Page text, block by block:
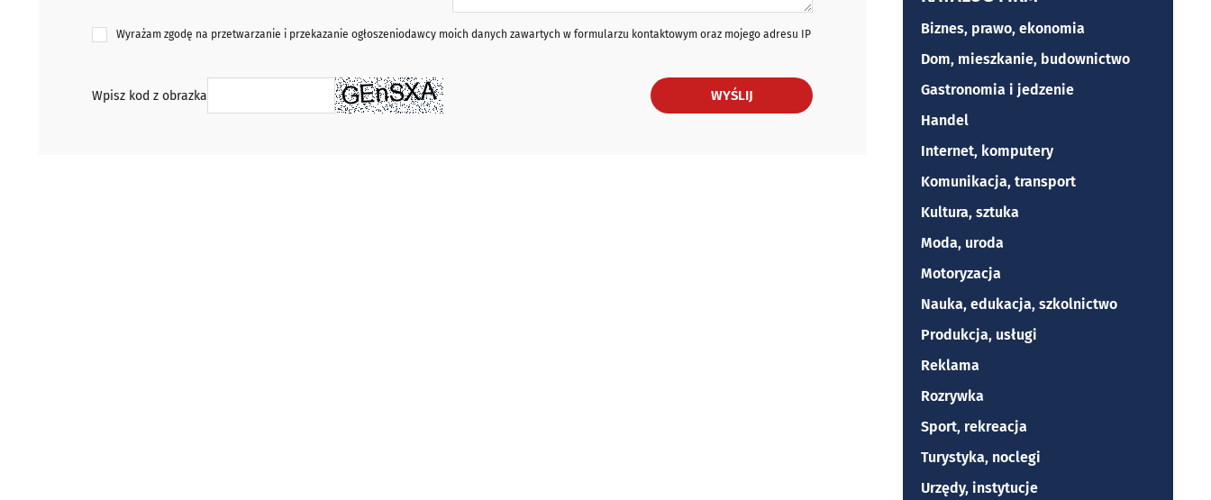
Wyrażam zgodę na przetwarzanie i przekazanie ogłoszeniodawcy moich danych zawartych w formularzu kontaktowym oraz mojego adresu IP
Wpisz kod z obrazka WYŚLIJ
Biznes, prawo, ekonomia
Dom, mieszkanie, budownictwo
Gastronomia i jedzenie
Handel
Internet, komputery
Komunikacja, transport
Kultura, sztuka
Moda, uroda
Motoryzacja
Nauka, edukacja, szkolnictwo
Produkcja, usługi
Reklama
Rozrywka
Sport, rekreacja
Turystyka, noclegi
Urzędy, instytucje